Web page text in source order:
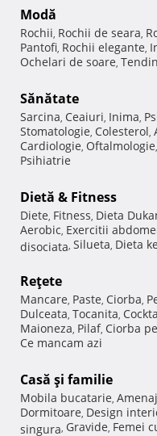
Modă
Rochii, Rochii de seara,
Pantofi, Rochii elegante,
Ochelari de soare,
Sănătate
Sarcina, Ceaiuri, Inima,
Stomatologie, Colesterol,
Cardiologie, Oftalmologie,
Psihiatrie
Dietă & Fitness
Diete, Fitness, Dieta
Aerobic, Exercitii
disociata, Silueta, Dieta
Reţete
Mancare, Paste, Ciorba,
Dulceata, Tocanita,
Maioneza, Pilaf, Ciorba
Ce mancam azi
Casă şi familie
Mobila bucatarie,
Dormitoare, Design
singura, Gravide, Femei